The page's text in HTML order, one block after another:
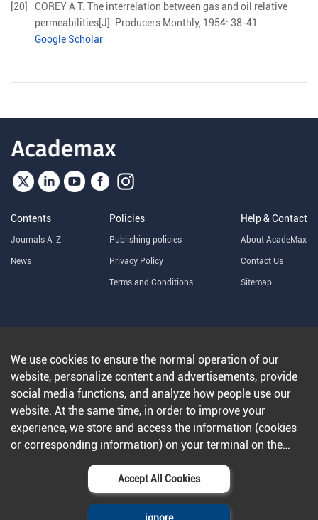
[20] COREYA T. The interrelation between gas and oil relative
permeabilities[J]. Producers Monthly, 1954: 38-41 .
Google Scholar
Contents
Journals A-Z
News
Policies
Publishing policies
Privacy Policy
Terms and Conditions
Help & Contact
About AcadeMax
Contact Us
Sitemap
We use cookies to ensure the normal operation of our
website, personalize content and advertisements, provide
social media functions, and analyze how people use our
website. At the same time, in order to improve your
experience, we store and access the information (cookies
or corresponding information) on your terminal on the
condition that you agree to all our websites and
applications.Further information can be found in our
Accept All Cookies